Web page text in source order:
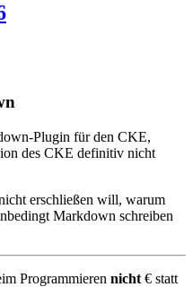
Plugin für den CKE,
des CKE definitiv nicht
erschließen will, warum
Markdown schreiben
Programmieren nicht € statt